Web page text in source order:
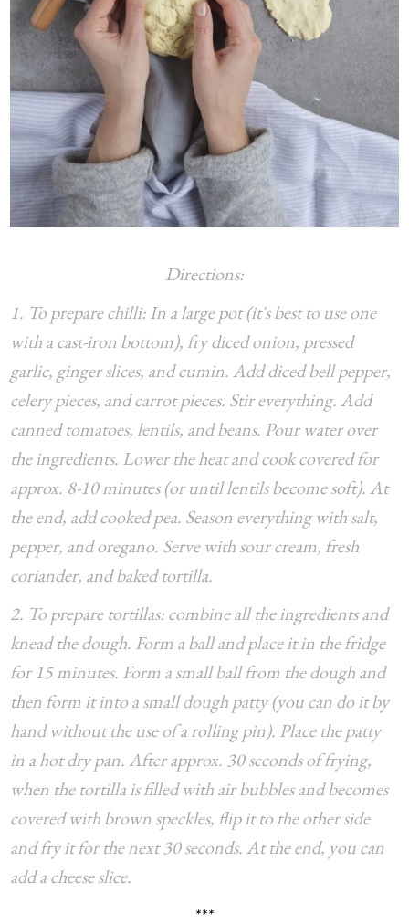
Directions:
1. To prepare chilli: In a large pot (it's best to use one
with a cast-iron bottom), fry diced onion, pressed
garlic, ginger slices, and cumin. Add diced bell pepper,
celery pieces, and carrot pieces. Stir everything. Add
canned tomatoes, lentils, and beans. Pour water over
the ingredients. Lower the heat and cook covered for
approx. 8-10 minutes (or until lentils become soft). At
the end, add cooked pea. Season everything with salt,
pepper, and oregano. Serve with sour cream, fresh
coriander, and baked tortilla.
2. To prepare tortillas: combine all the ingredients and
knead the dough. Form a ball and place it in the fridge
for 15 minutes. Form a small ball from the dough and
then form it into a small dough patty (you can do it by
hand without the use of a rolling pin). Place the patty
in a hot dry pan. After approx. 30 seconds of frying,
when the tortilla is filled with air bubbles and becomes
covered with brown speckles, flip it to the other side
and fry it for the next 30 seconds. At the end, you can
add a cheese slice.
***